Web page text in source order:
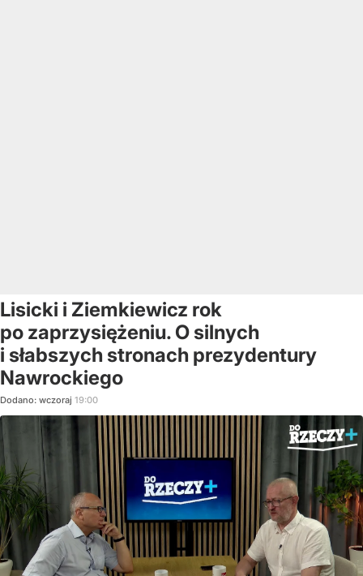
Lisicki i Ziemkiewicz rok
po zaprzysiężeniu. O silnych
i słabszych stronach prezydentury
Nawrockiego
Dodano: wczoraj 19:00